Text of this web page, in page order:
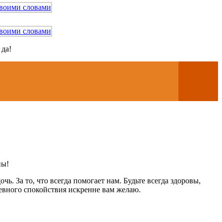
За то, что всегда помогает нам. Будьте всегда здоровы,
спокойствия искренне вам желаю.